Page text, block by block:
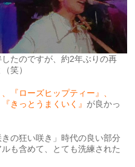
たのですが、約2年ぶりの再
笑）
『ローズヒップティー』、
きっとうまくいく』 が良かっ
の狂い咲き」時代の良い部分
も含めて、とても洗練された